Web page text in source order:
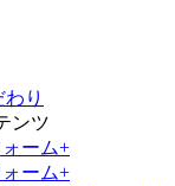
り
ンツ
ーム+
ーム+